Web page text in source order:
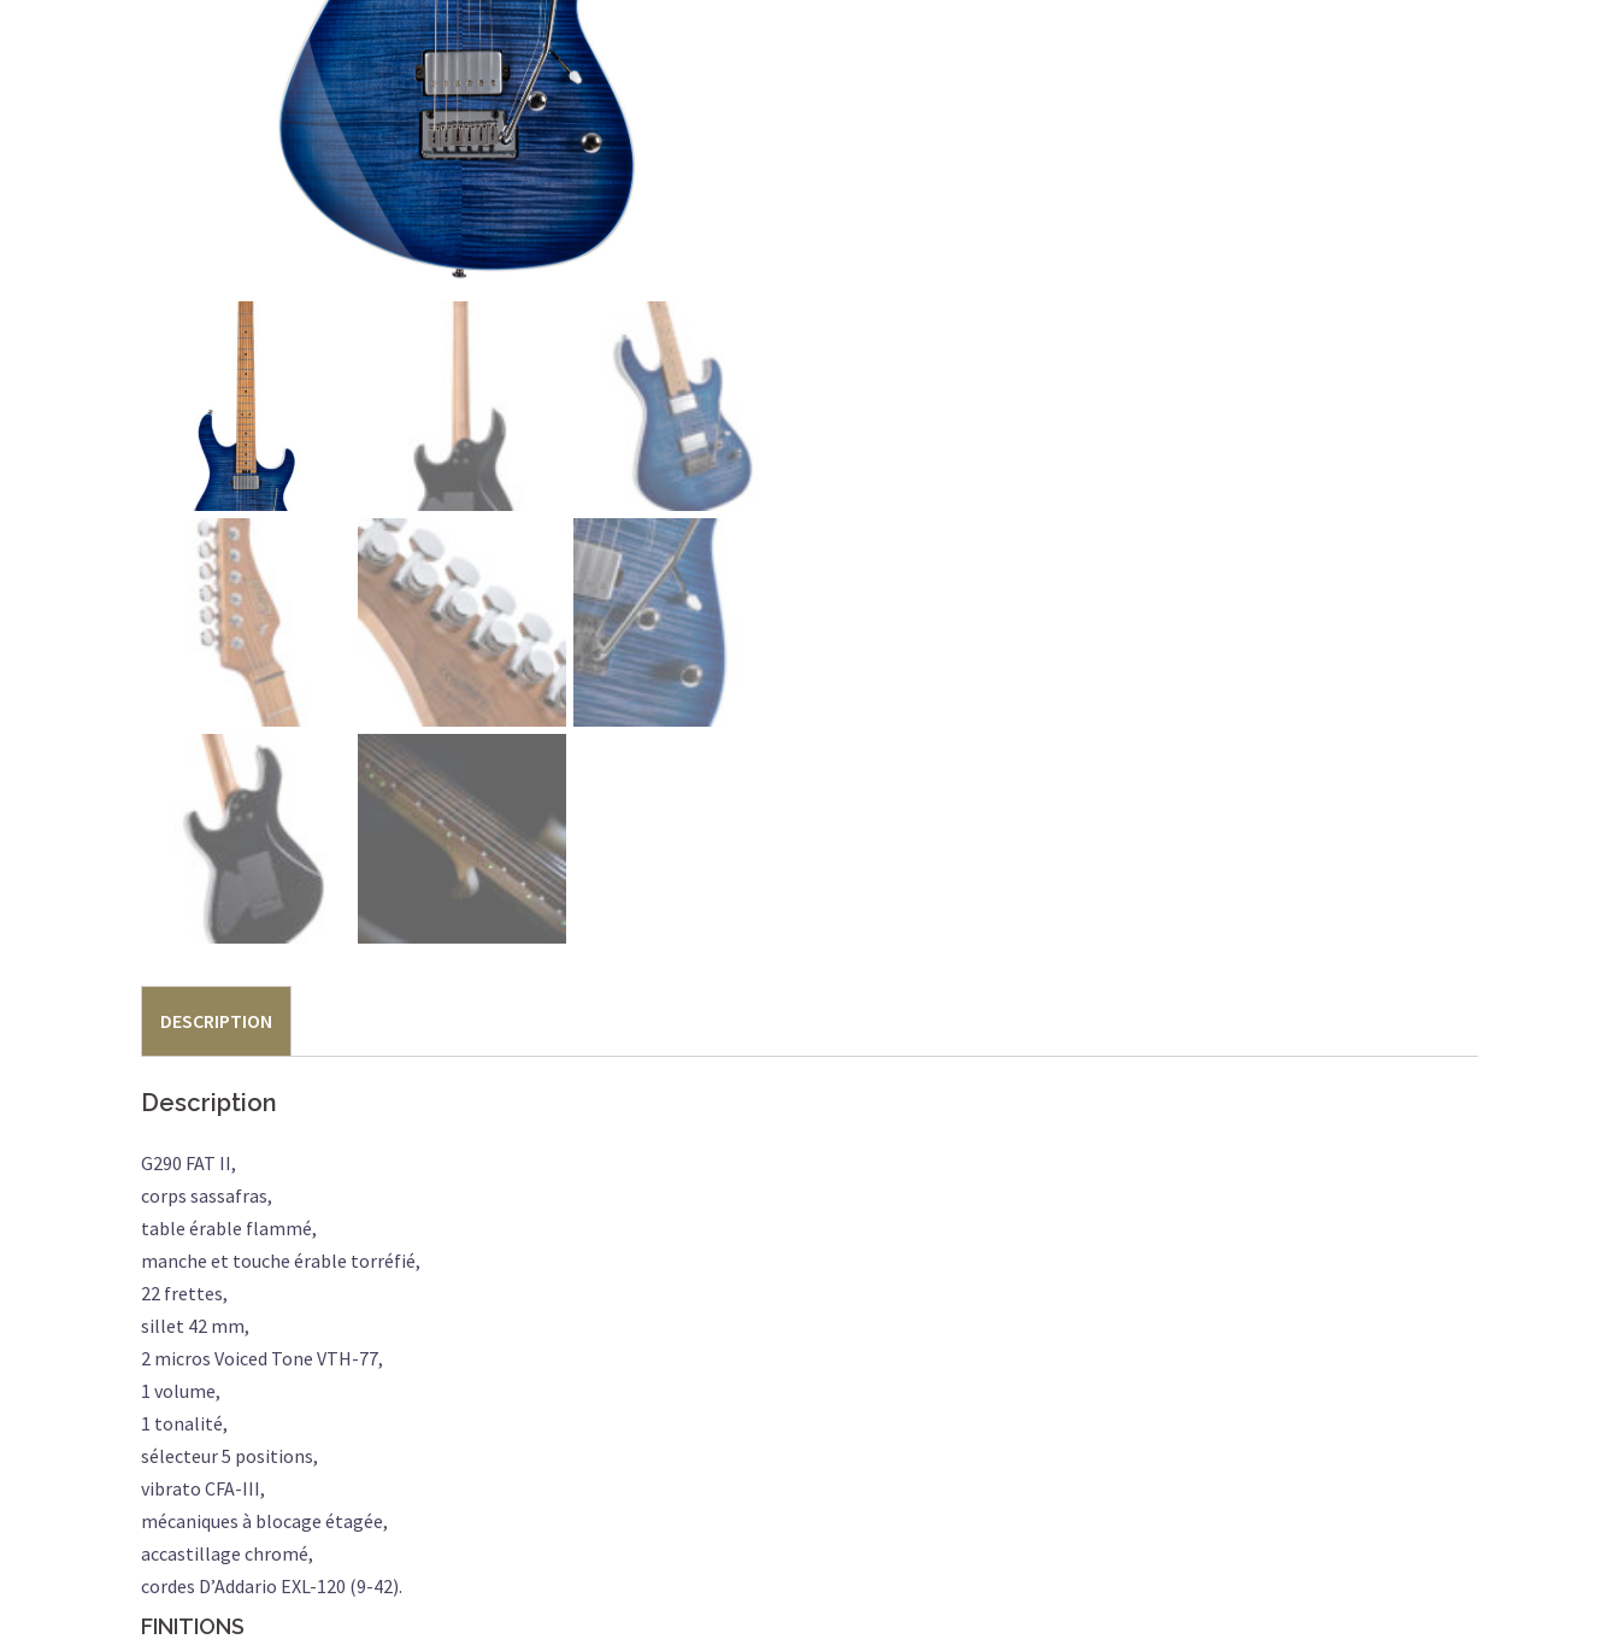
DESCRIPTION
Description
G290 FAT II,
corps sassafras,
table érable flammé,
manche et touche érable torréfié,
22 frettes,
sillet 42 mm,
2 micros Voiced Tone VTH-77,
1 volume,
1 tonalité,
sélecteur 5 positions,
vibrato CFA-III,
mécaniques à blocage étagée,
accastillage chromé,
cordes D’Addario EXL-120 (9-42).
FINITIONS